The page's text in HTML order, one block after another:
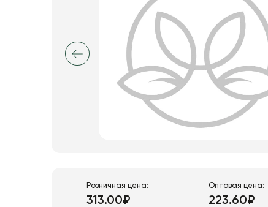
Розничная цена:
313.00₽
Оптовая цена:
223.60₽